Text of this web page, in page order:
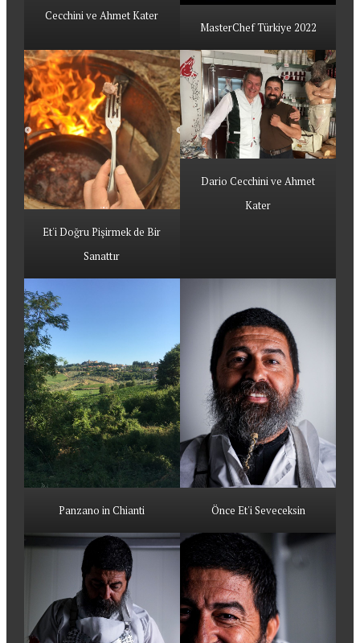
Cecchini ve Ahmet Kater
MasterChef Türkiye 2022
Et'i Doğru Pişirmek de Bir
Sanattır
Dario Cecchini ve Ahmet
Kater
Panzano in Chianti Önce Et'i Seveceksin